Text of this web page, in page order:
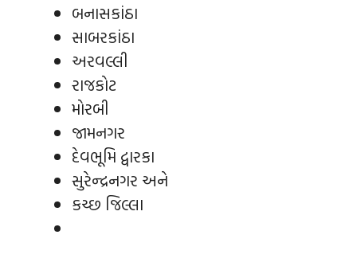
બનાસકાંઠા
સાબરકાંઠા
અરવલ્લી
રાજકોટ
મોરબી
જામનગર
દેવભૂમિ દ્વારકા
સુરેન્દ્રનગર અને
કચ્છ જિલ્લા